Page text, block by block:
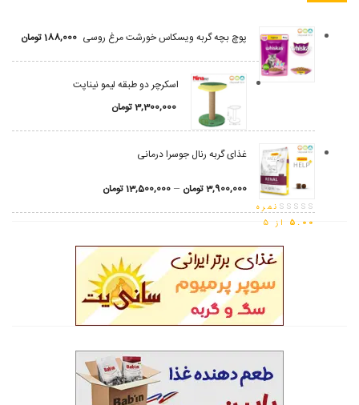
پوچ بچه گربه ویسکاس خورشت مرغ روسی 188,000تومان
اسکرچر دو طبقه لیمو نیناپت
3,300,000تومان
غذای گربه رنال جوسرا درمانی
نمره
5.00 از 5
3,900,000تومان –
13,500,000تومان